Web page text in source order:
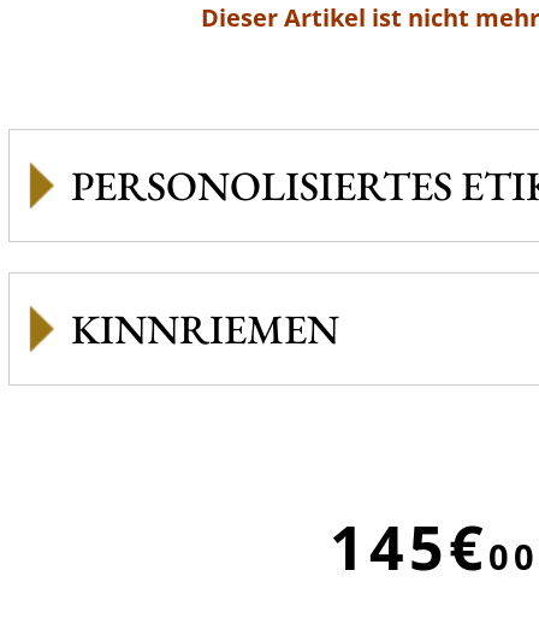
Dieser Artikel ist nicht
PERSONOLISIERTES
KINNRIEMEN
145€00